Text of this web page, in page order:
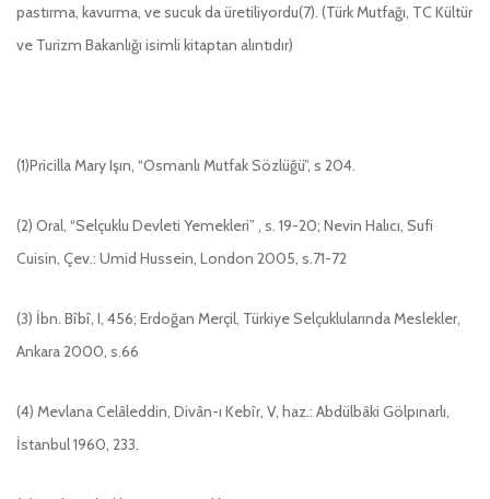
pastırma, kavurma, ve sucuk da üretiliyordu(7). (Türk Mutfağı, TC Kültür
ve Turizm Bakanlığı isimli kitaptan alıntıdır)
(1)Pricilla Mary Işın, “Osmanlı Mutfak Sözlüğü”, s 204.
(2) Oral, “Selçuklu Devleti Yemekleri” , s. 19-20; Nevin Halıcı, Sufi
Cuisin, Çev.: Umid Hussein, London 2005, s.71-72
(3) İbn. Bîbî, I, 456; Erdoğan Merçil, Türkiye Selçuklularında Meslekler,
Ankara 2000, s.66
(4) Mevlana Celâleddin, Divân-ı Kebîr, V, haz.: Abdülbâki Gölpınarlı,
İstanbul 1960, 233.